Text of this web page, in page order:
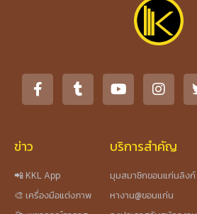
ข่าว
📲 KKL App
🎨 เครื่องมือแต่งภาพ
บริการสำคัญ
มุมสมาชิกขอนแก่นลิงก์
หางาน@ขอนแก่น